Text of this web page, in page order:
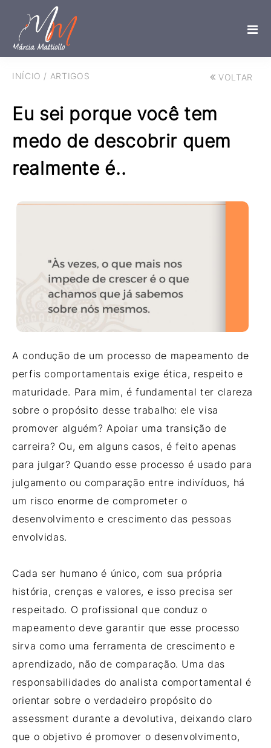
INÍCIO / ARTIGOS VOLTAR
Eu sei porque você tem
medo de descobrir quem
realmente é..
A condução de um processo de mapeamento de
perfis comportamentais exige ética, respeito e
maturidade. Para mim, é fundamental ter clareza
sobre o propósito desse trabalho: ele visa
promover alguém? Apoiar uma transição de
carreira? Ou, em alguns casos, é feito apenas
para julgar? Quando esse processo é usado para
julgamento ou comparação entre indivíduos, há
um risco enorme de comprometer o
desenvolvimento e crescimento das pessoas
envolvidas.
Cada ser humano é único, com sua própria
história, crenças e valores, e isso precisa ser
respeitado. O profissional que conduz o
mapeamento deve garantir que esse processo
sirva como uma ferramenta de crescimento e
aprendizado, não de comparação. Uma das
responsabilidades do analista comportamental é
orientar sobre o verdadeiro propósito do
assessment durante a devolutiva, deixando claro
que o objetivo é promover o desenvolvimento,